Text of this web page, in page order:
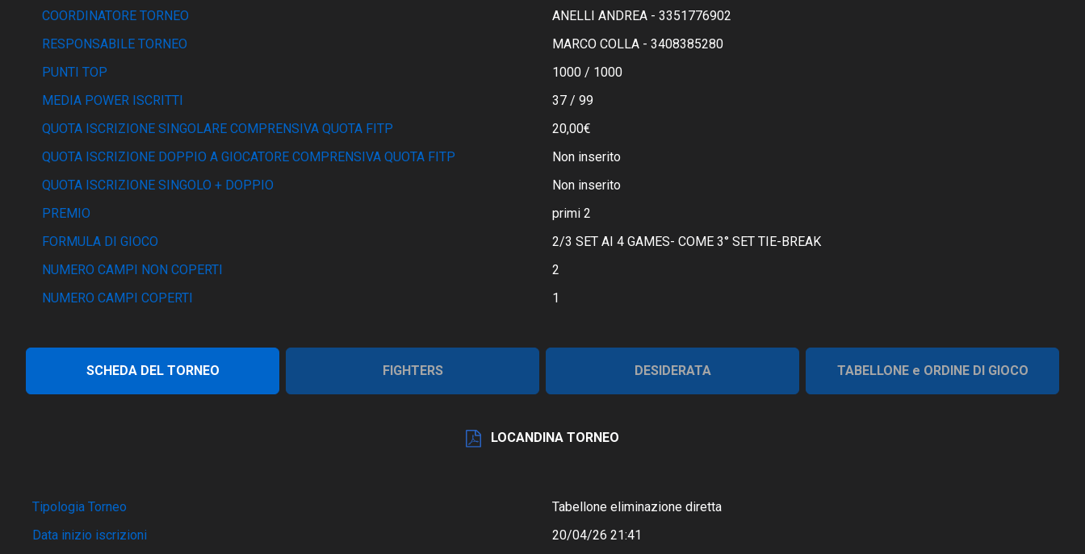
COORDINATORE TORNEO
ANELLI ANDREA - 3351776902
RESPONSABILE TORNEO
MARCO COLLA - 3408385280
PUNTI TOP
1000 / 1000
MEDIA POWER ISCRITTI
37 / 99
QUOTA ISCRIZIONE SINGOLARE COMPRENSIVA QUOTA FITP
20,00€
QUOTA ISCRIZIONE DOPPIO A GIOCATORE COMPRENSIVA QUOTA FITP
Non inserito
QUOTA ISCRIZIONE SINGOLO + DOPPIO
Non inserito
PREMIO
primi 2
FORMULA DI GIOCO
2/3 SET AI 4 GAMES- COME 3° SET TIE-BREAK
NUMERO CAMPI NON COPERTI
2
NUMERO CAMPI COPERTI
1
SCHEDA DEL TORNEO FIGHTERS DESIDERATA TABELLONE e ORDINE DI GIOCO
LOCANDINA TORNEO
Tipologia Torneo
Tabellone eliminazione diretta
Data inizio iscrizioni
20/04/26 21:41